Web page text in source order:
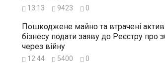
13:13 9423 0
Пошкоджене майно та втрачені
бізнесу подати заяву до Реєстру про
через війну
12:44 5400 0